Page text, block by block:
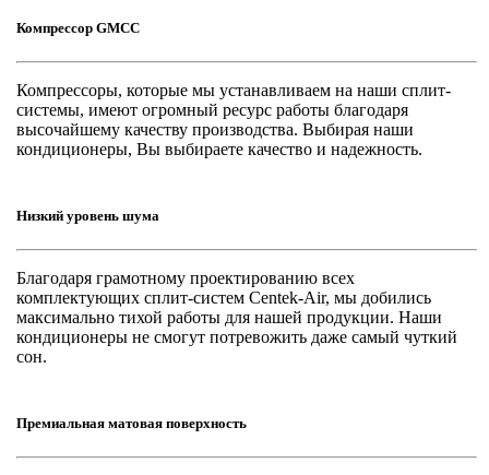
Компрессор GMCC
Компрессоры, которые мы устанавливаем на наши сплит-
системы, имеют огромный ресурс работы благодаря
высочайшему качеству производства. Выбирая наши
кондиционеры, Вы выбираете качество и надежность.
Низкий уровень шума
Благодаря грамотному проектированию всех
комплектующих сплит-систем Centek-Air, мы добились
максимально тихой работы для нашей продукции. Наши
кондиционеры не смогут потревожить даже самый чуткий
сон.
Премиальная матовая поверхность